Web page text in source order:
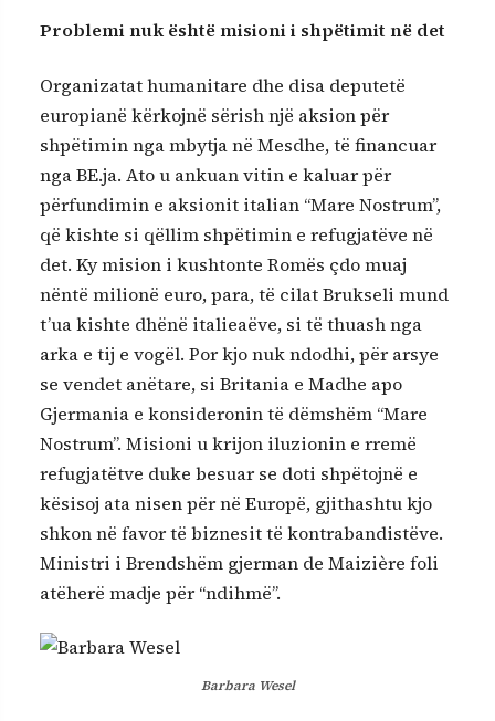
Problemi nuk është misioni i shpëtimit në det
Organizatat humanitare dhe disa deputetë
europianë kërkojnë sërish një aksion për
shpëtimin nga mbytja në Mesdhe, të financuar
nga BE.ja. Ato u ankuan vitin e kaluar për
përfundimin e aksionit italian “Mare Nostrum”,
që kishte si qëllim shpëtimin e refugjatëve në
det. Ky mision i kushtonte Romës çdo muaj
nëntë milionë euro, para, të cilat Brukseli mund
t’ua kishte dhënë italieaëve, si të thuash nga
arka e tij e vogël. Por kjo nuk ndodhi, për arsye
se vendet anëtare, si Britania e Madhe apo
Gjermania e konsideronin të dëmshëm “Mare
Nostrum”. Misioni u krijon iluzionin e rremë
refugjatëtve duke besuar se doti shpëtojnë e
kësisoj ata nisen për në Europë, gjithashtu kjo
shkon në favor të biznesit të kontrabandistëve.
Ministri i Brendshëm gjerman de Maizière foli
atëherë madje për “ndihmë”.
Barbara Wesel